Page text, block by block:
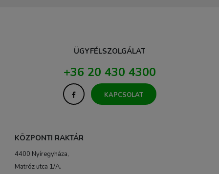
ÜGYFÉLSZOLGÁLAT
+36 20 430 4300
KAPCSOLAT
KÖZPONTI RAKTÁR
4400 Nyíregyháza,
Matróz utca 1/A.